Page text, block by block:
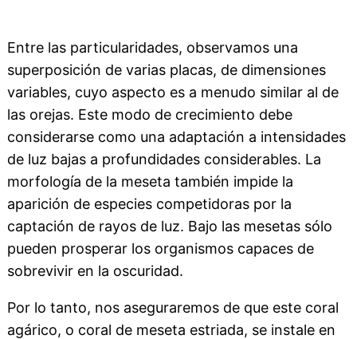
Entre las particularidades, observamos una
superposición de varias placas, de dimensiones
variables, cuyo aspecto es a menudo similar al de
las orejas. Este modo de crecimiento debe
considerarse como una adaptación a intensidades
de luz bajas a profundidades considerables. La
morfología de la meseta también impide la
aparición de especies competidoras por la
captación de rayos de luz. Bajo las mesetas sólo
pueden prosperar los organismos capaces de
sobrevivir en la oscuridad.
Por lo tanto, nos aseguraremos de que este coral
agárico, o coral de meseta estriada, se instale en